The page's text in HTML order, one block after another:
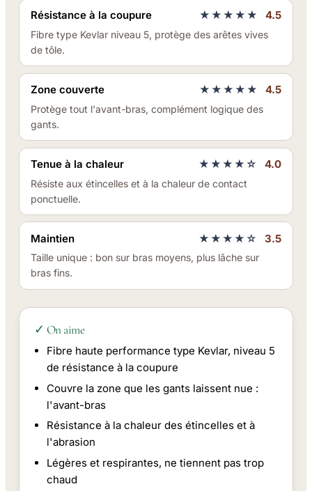
Résistance à la coupure ★★★★★ 4.5
Fibre type Kevlar niveau 5, protège des arêtes vives
de tôle.
Zone couverte ★★★★★ 4.5
Protège tout l'avant-bras, complément logique des
gants.
Tenue à la chaleur ★★★★☆ 4.0
Résiste aux étincelles et à la chaleur de contact
ponctuelle.
Maintien ★★★★☆ 3.5
Taille unique : bon sur bras moyens, plus lâche sur
bras fins.
✓ On aime
Fibre haute performance type Kevlar, niveau 5
de résistance à la coupure
Couvre la zone que les gants laissent nue :
l'avant-bras
Résistance à la chaleur des étincelles et à
l'abrasion
Légères et respirantes, ne tiennent pas trop
chaud